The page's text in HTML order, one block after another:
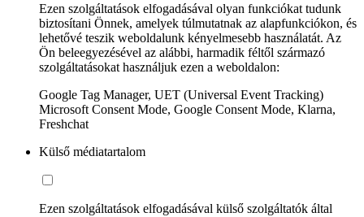
Ezen szolgáltatások elfogadásával olyan funkciókat tudunk
biztosítani Önnek, amelyek túlmutatnak az alapfunkciókon, és
lehetővé teszik weboldalunk kényelmesebb használatát. Az
Ön beleegyezésével az alábbi, harmadik féltől származó
szolgáltatásokat használjuk ezen a weboldalon:
Google Tag Manager, UET (Universal Event Tracking)
Microsoft Consent Mode, Google Consent Mode, Klarna,
Freshchat
Külső médiatartalom
Ezen szolgáltatások elfogadásával külső szolgáltatók által